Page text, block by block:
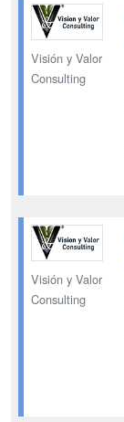
Visión y Valor
Consulting
Visión y Valor
Consulting